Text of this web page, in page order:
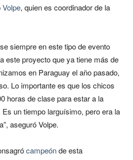
Volpe, quien es coordinador de la
siempre en este tipo de evento
este proyecto que ya tiene más de
en Paraguay el año pasado,
Lo importante es que los chicos
horas de clase para estar a la
un tiempo larguísimo, pero era la
aseguró Volpe.
campeónde esta